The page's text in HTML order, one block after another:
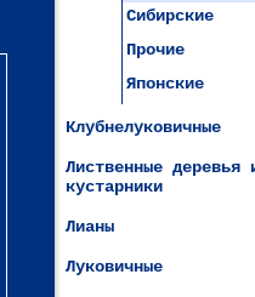
Сибирские
Прочие
Японские
Клубнелуковичные
Лиственные деревья
кустарники
Лианы
Луковичные